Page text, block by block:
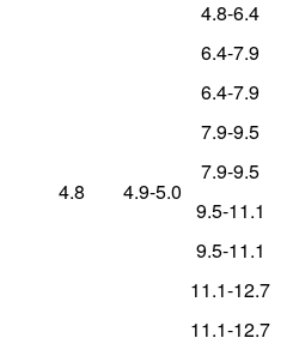
4.8 4.9-5.0
4.8-6.4
6.4-7.9
6.4-7.9
7.9-9.5
7.9-9.5
9.5-11.1
9.5-11.1
11.1-12.7
11.1-12.7